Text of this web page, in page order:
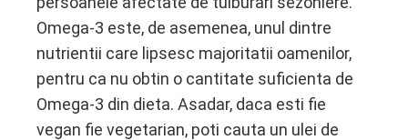
Omega-3 este, de asemenea, unul dintre
nutrientii care lipsesc majoritatii oamenilor,
pentru ca nu obtin o cantitate suficienta de
Omega-3 din dieta. Asadar, daca esti fie
vegan fie vegetarian, poti cauta un ulei de